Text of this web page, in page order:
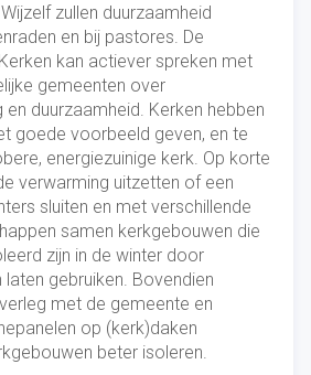
zullen duurzaamheid
en bij pastores. De
kan actiever spreken met
gemeenten over
duurzaamheid. Kerken hebben
goede voorbeeld geven, en te
energiezuinige kerk. Op korte
verwarming uitzetten of een
sluiten en met verschillende
samen kerkgebouwen die
zijn in de winter door
gebruiken. Bovendien
met de gemeente en
op (kerk)daken
beter isoleren.